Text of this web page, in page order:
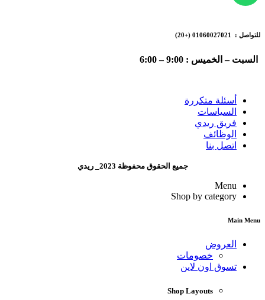
للتواصل : 01060027021 (+20)
السبت – الخميس : 9:00 – 6:00
أسئلة متكررة
السياسات
فريق ريدي
الوظائف
اتصل بنا
جميع الحقوق محفوظة 2023_ ريدي
Menu
Shop by category
Main Menu
العروض
خصومات
تسوق اون لاين
Shop Layouts